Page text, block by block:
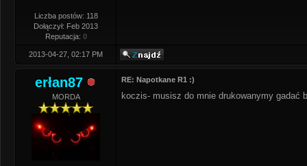
Liczba postów: 118
Dołączył: Feb 2013
Reputacja: 0
2013-04-27, 02:17 PM
erłan87
MORDA
RE: Napotkane R1 :)
koczis- musisz do mnie drukowanymy gadać